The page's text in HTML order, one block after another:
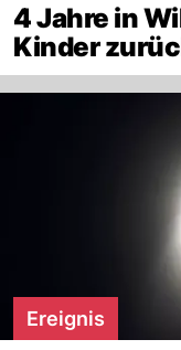
4 Jahre in
Kinder
Ereignis